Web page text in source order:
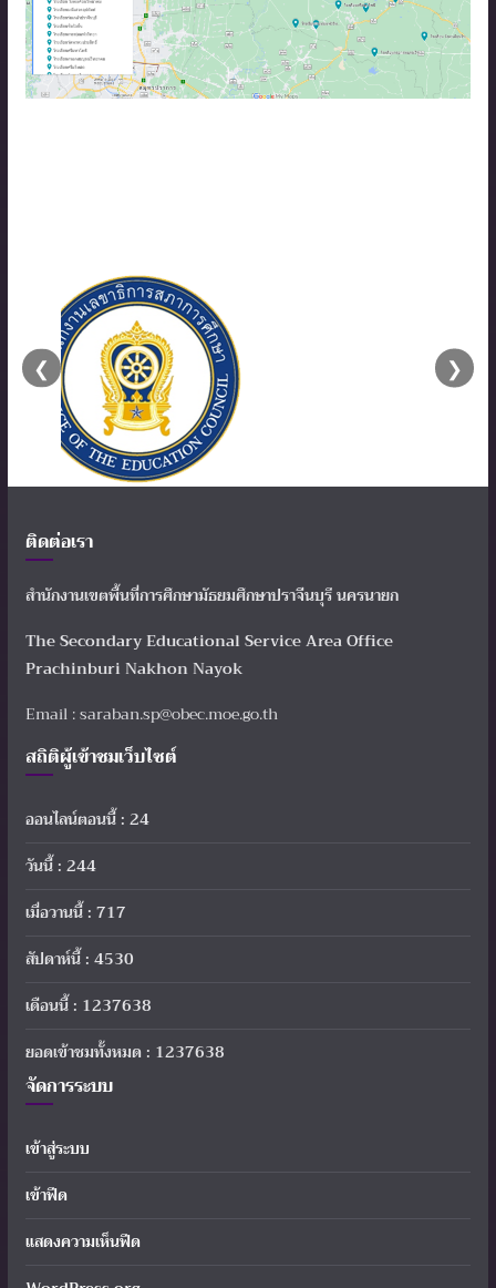
❮ ❯
ติดต่อเรา
สำนักงานเขตพื้นที่การศึกษามัธยมศึกษาปราจีนบุรี นครนายก
The Secondary Educational Service Area Office
Prachinburi Nakhon Nayok
Email : saraban.sp@obec.moe.go.th
สถิติผู้เข้าชมเว็บไซต์
ออนไลน์ตอนนี้ : 24
วันนี้ : 244
เมื่อวานนี้ : 717
สัปดาห์นี้ : 4530
เดือนนี้ : 1237638
ยอดเข้าชมทั้งหมด : 1237638
จัดการระบบ
เข้าสู่ระบบ
เข้าฟีด
แสดงความเห็นฟีด